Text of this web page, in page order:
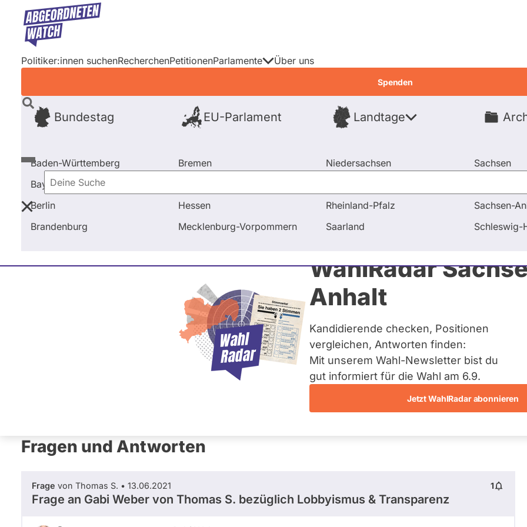
Direkt
Inhalt
Politiker:innen suchenRecherchenPetitionenParlamente
Bundestag EU-Parlament Landtage
Baden-Württemberg
Bayern
Berlin
Brandenburg
Bremen
Hessen
Mecklenburg-Vorpommern
Niedersachsen
Rheinland-Pfalz
Saarland
Sachsen
Sachsen-
Schleswig-
Über uns
Spenden
Deine
Suche
WahlRadar
Anhalt
Kandidierende checken, Positionen
vergleichen, Antworten finden:
Mit unserem Wahl-Newsletter bist du
gut informiert für die Wahl am 6.9.
Jetzt WahlRadar abonnieren
Startseite Frage stellen Gabi Weber
Gabi Weber
Diese Politikerin hat kein aktuelles und kein zukünftiges
Mandat und keine Direktandidatur auf Landes-, Bundes-
oder EU-Ebene. Mögliche Kandidaturen über eine
Wahlliste werden bei uns nicht erfasst.
Fragen und Antworten
Frage von Thomas S. • 13.06.2021 1
Frage an Gabi Weber von Thomas S. bezüglich Lobbyismus & Transparenz